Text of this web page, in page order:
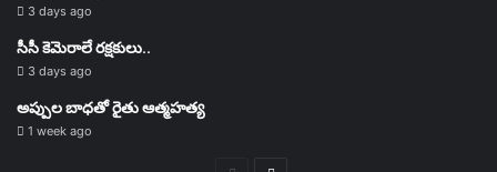
3 days ago
సీసీ కెమెరాలే రక్షకులు..
3 days ago
అప్పుల బాధతో రైతు ఆత్మహత్య
1 week ago